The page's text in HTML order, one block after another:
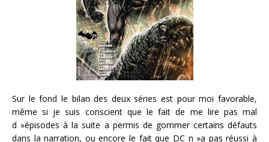
Sur le fond le bilan des deux séries est pour moi favorable,
même si je suis conscient que le fait de me lire pas mal
d »épisodes à la suite a permis de gommer certains défauts
dans la narration, ou encore le fait que DC n »a pas réussi à